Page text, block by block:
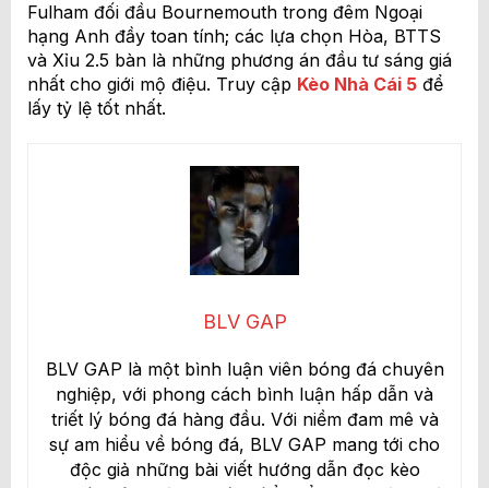
Fulham đối đầu Bournemouth trong đêm Ngoại
hạng Anh đầy toan tính; các lựa chọn Hòa, BTTS
và Xỉu 2.5 bàn là những phương án đầu tư sáng giá
nhất cho giới mộ điệu. Truy cập Kèo Nhà Cái 5để
lấy tỷ lệ tốt nhất.
BLV GAP
BLV GAP là một bình luận viên bóng đá chuyên
nghiệp, với phong cách bình luận hấp dẫn và
triết lý bóng đá hàng đầu. Với niềm đam mê và
sự am hiểu về bóng đá, BLV GAP mang tới cho
độc giả những bài viết hướng dẫn đọc kèo